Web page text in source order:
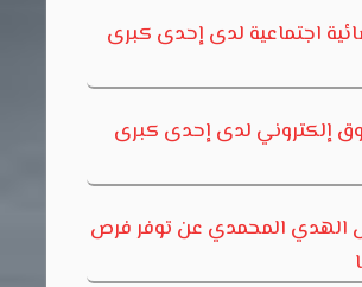
اجتماعية لدى إحدى كبرى
إلكتروني لدى إحدى كبرى
الهدي المحمدي عن توفر فرص